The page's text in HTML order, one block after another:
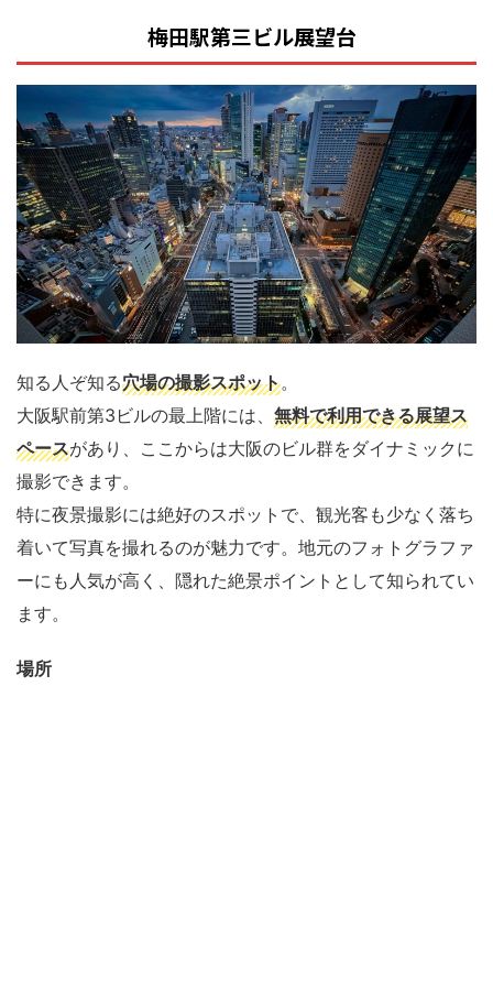
梅田駅第三ビル展望台
知る人ぞ知る穴場の撮影スポット。
大阪駅前第3ビルの最上階には、 無料で利用できる展望ス
ペースがあり、ここからは大阪のビル群をダイナミックに
撮影できます。
特に夜景撮影には絶好のスポットで、観光客も少なく落ち
着いて写真を撮れるのが魅力です。地元のフォトグラファ
ーにも人気が高く、隠れた絶景ポイントとして知られてい
ます。
場所